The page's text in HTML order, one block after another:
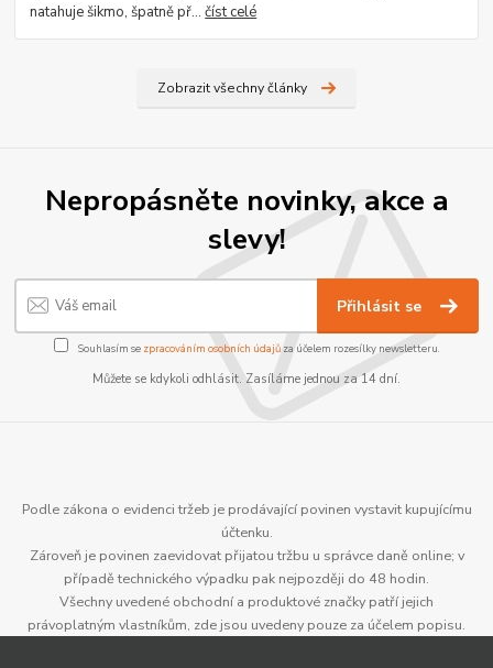
natahuje šikmo, špatně př...číst celé
Zobrazit všechny články
Nepropásněte novinky, akce a
slevy!
Přihlásit se
Souhlasím se zpracováním osobních údajůza účelem rozesílky newsletteru.
Můžete se kdykoli odhlásit. Zasíláme jednou za 14 dní.
Podle zákona o evidenci tržeb je prodávající povinen vystavit kupujícímu
účtenku.
Zároveň je povinen zaevidovat přijatou tržbu u správce daně online; v
případě technického výpadku pak nejpozději do 48 hodin.
Všechny uvedené obchodní a produktové značky patří jejich
právoplatným vlastníkům, zde jsou uvedeny pouze za účelem popisu.